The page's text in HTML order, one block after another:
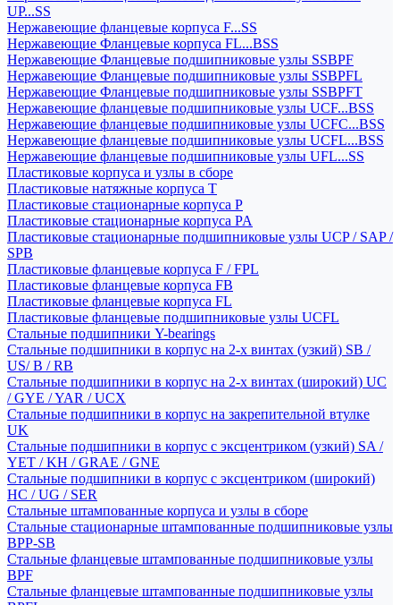
UP...SS
Нержавеющие фланцевые корпуса F...SS
Нержавеющие Фланцевые корпуса FL...BSS
Нержавеющие Фланцевые подшипниковые узлы SSBPF
Нержавеющие Фланцевые подшипниковые узлы SSBPFL
Нержавеющие Фланцевые подшипниковые узлы SSBPFT
Нержавеющие фланцевые подшипниковые узлы UCF...BSS
Нержавеющие фланцевые подшипниковые узлы UCFC...BSS
Нержавеющие фланцевые подшипниковые узлы UCFL...BSS
Нержавеющие фланцевые подшипниковые узлы UFL...SS
Пластиковые корпуса и узлы в сборе
Пластиковые натяжные корпуса T
Пластиковые стационарные корпуса P
Пластиковые стационарные корпуса PA
Пластиковые стационарные подшипниковые узлы UCP / SAP /
SPB
Пластиковые фланцевые корпуса F / FPL
Пластиковые фланцевые корпуса FB
Пластиковые фланцевые корпуса FL
Пластиковые фланцевые подшипниковые узлы UCFL
Стальные подшипники Y-bearings
Стальные подшипники в корпус на 2-х винтах (узкий) SB /
US/ B / RB
Стальные подшипники в корпус на 2-х винтах (широкий) UC
/ GYE / YAR / UCX
Стальные подшипники в корпус на закрепительной втулке
UK
Стальные подшипники в корпус с эксцентриком (узкий) SA /
YET / KH / GRAE / GNE
Стальные подшипники в корпус с эксцентриком (широкий)
HC / UG / SER
Стальные штампованные корпуса и узлы в сборе
Стальные стационарные штампованные подшипниковые узлы
BPP-SB
Стальные фланцевые штампованные подшипниковые узлы
BPF
Стальные фланцевые штампованные подшипниковые узлы